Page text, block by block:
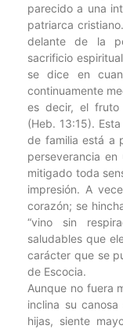
parecido a una
patriarca
delante de la
sacrificio
se dice en
continuamente
es decir, el fruto
(Heb. 13:15).
de familia está a
perseverancia
mitigado toda
impresión. A
corazón; se
“vino sin
saludables que
carácter que se
de Escocia.
Aunque no fuera
inclina su
hijas, siente